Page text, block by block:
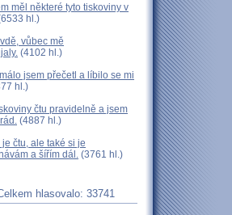
měl některé tyto tiskoviny v
hl.)
vůbec mě
(4102 hl.)
jsem přečetl a líbilo se mi
hl.)
čtu pravidelně a jsem
(4887 hl.)
je čtu, ale také si je
a šířím dál. (3761 hl.)
hlasovalo: 33741